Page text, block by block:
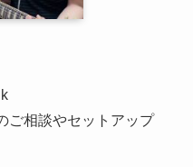
ご相談やセットアップ